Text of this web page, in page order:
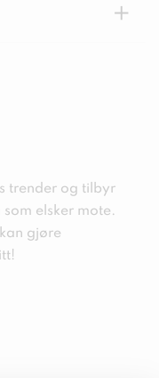
+
trender og tilbyr
elsker mote.
gjøre